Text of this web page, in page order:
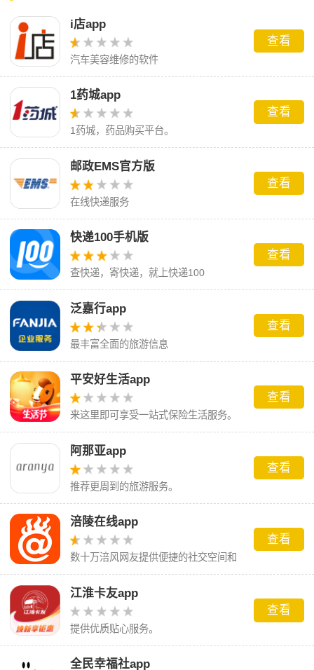
i店app
汽车美容维修的软件
查看
1药城app
1药城，药品购买平台。
查看
邮政EMS官方版
在线快递服务
查看
快递100手机版
查快递，寄快递，就上快递100
查看
泛嘉行app
最丰富全面的旅游信息
查看
平安好生活app
来这里即可享受一站式保险生活服务。
查看
阿那亚app
推荐更周到的旅游服务。
查看
涪陵在线app
数十万涪风网友提供便捷的社交空间和
贴心的本土生活服务
查看
江淮卡友app
提供优质贴心服务。
查看
全民幸福社app